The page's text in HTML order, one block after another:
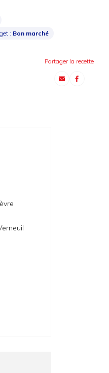
: Bon marché
Partager la recette